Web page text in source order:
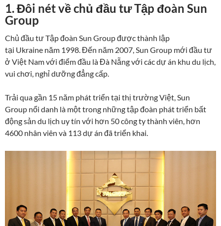
1. Đôi nét về chủ đầu tư Tập đoàn Sun
Group
Chủ đầu tư Tập đoàn Sun Group được thành lập
tại Ukraine năm 1998. Đến năm 2007, Sun Group mới đầu tư
ở Việt Nam với điểm đầu là Đà Nẵng với các dự án khu du lịch,
vui chơi, nghỉ dưỡng đẳng cấp.
Trải qua gần 15 năm phát triển tại thị trường Việt, Sun
Group nổi danh là một trong những tập đoàn phát triển bất
động sản du lịch uy tín với hơn 50 công ty thành viên, hơn
4600 nhân viên và 113 dự án đã triển khai.